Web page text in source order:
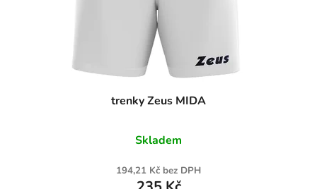
trenky Zeus MIDA
Skladem
194,21 Kč bez DPH